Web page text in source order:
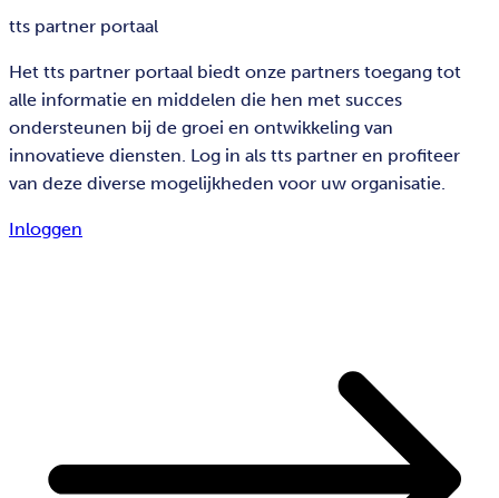
tts partner portaal
Het tts partner portaal biedt onze partners toegang tot
alle informatie en middelen die hen met succes
ondersteunen bij de groei en ontwikkeling van
innovatieve diensten. Log in als tts partner en profiteer
van deze diverse mogelijkheden voor uw organisatie.
Inloggen